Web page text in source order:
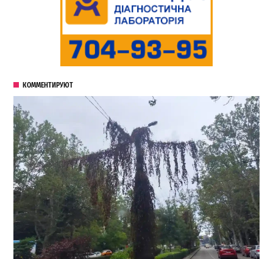
КОММЕНТИРУЮТ